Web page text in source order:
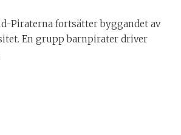
Piraterna fortsätter byggandet av
En grupp barnpirater driver